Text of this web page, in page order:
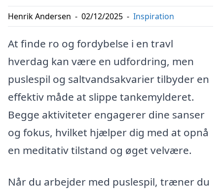
Henrik Andersen - 02/12/2025 - Inspiration
At finde ro og fordybelse i en travl
hverdag kan være en udfordring, men
puslespil og saltvandsakvarier tilbyder en
effektiv måde at slippe tankemylderet.
Begge aktiviteter engagerer dine sanser
og fokus, hvilket hjælper dig med at opnå
en meditativ tilstand og øget velvære.
Når du arbejder med puslespil, træner du